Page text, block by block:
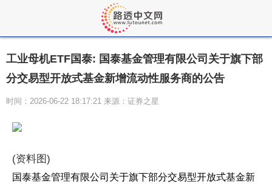
工业母机ETF国泰: 国泰基金管理有限公司关于旗下部
分交易型开放式基金新增流动性服务商的公告
时间：2026-06-22 18:17:21 来源：证券之星
(资料图)
国泰基金管理有限公司关于旗下部分交易型开放式基金新